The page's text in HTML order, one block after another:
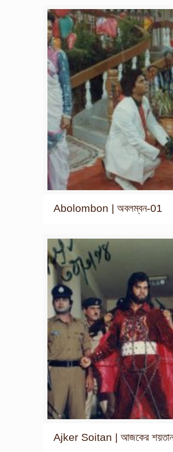
Abolombon | অবলম্বন-01
Ajker Soitan | আজকের